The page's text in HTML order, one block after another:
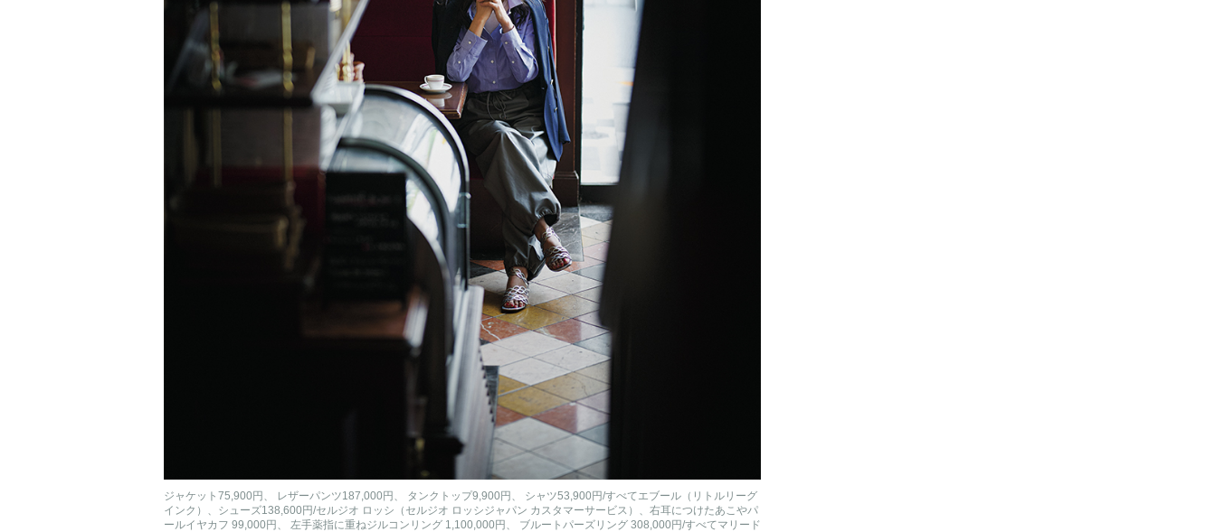
ジャケット75,900円、 レザーパンツ187,000円、 タンクトップ9,900円、 シャツ53,900円/すべてエブール（リトルリーグ
インク）、シューズ138,600円/セルジオ ロッシ（セルジオ ロッシジャパン カスタマーサービス）、右耳につけたあこやパ
ールイヤカフ 99,000円、 左手薬指に重ねジルコンリング 1,100,000円、 ブルートパーズリング 308,000円/すべてマリード